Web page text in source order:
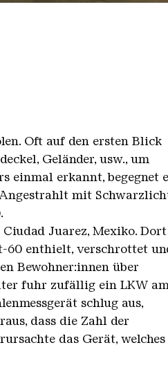
Oft auf den ersten Blick
Geländer, usw., um
einmal erkannt, begegnet
mit
Juarez, Mexiko. Dort
60 enthielt, verschrottet
Bewohner:innen über
fuhr zufällig ein LKW am
schlug aus,
dass die Zahl der
das Gerät, welches